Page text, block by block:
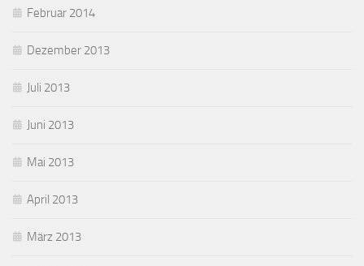
Februar 2014
Dezember 2013
Juli 2013
Juni 2013
Mai 2013
April 2013
März 2013